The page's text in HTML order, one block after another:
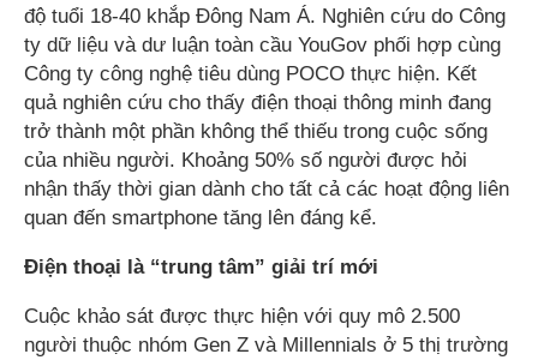
độ tuổi 18-40 khắp Đông Nam Á. Nghiên cứu do Công
ty dữ liệu và dư luận toàn cầu YouGov phối hợp cùng
Công ty công nghệ tiêu dùng POCO thực hiện. Kết
quả nghiên cứu cho thấy điện thoại thông minh đang
trở thành một phần không thể thiếu trong cuộc sống
của nhiều người. Khoảng 50% số người được hỏi
nhận thấy thời gian dành cho tất cả các hoạt động liên
quan đến smartphone tăng lên đáng kể.
Điện thoại là “trung tâm” giải trí mới
Cuộc khảo sát được thực hiện với quy mô 2.500
người thuộc nhóm Gen Z và Millennials ở 5 thị trường